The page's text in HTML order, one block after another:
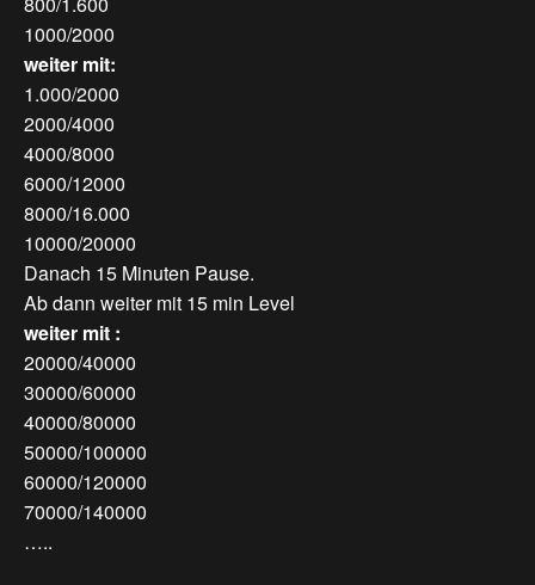
1000/2000
weiter mit:
1.000/2000
2000/4000
4000/8000
6000/12000
8000/16.000
10000/20000
Danach 15 Minuten Pause.
Ab dann weiter mit 15 min Level
weiter mit :
20000/40000
30000/60000
40000/80000
50000/100000
60000/120000
70000/140000
…..